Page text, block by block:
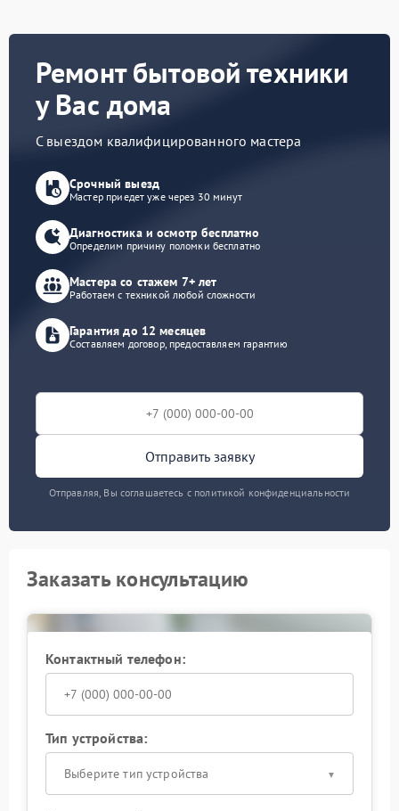
Ремонт бытовой техники
у Вас дома
С выездом квалифицированного мастера
Срочный выезд
Мастер приедет уже через 30 минут
Диагностика и осмотр бесплатно
Определим причину поломки бесплатно
Мастера со стажем 7+ лет
Работаем с техникой любой сложности
Гарантия до 12 месяцев
Составляем договор, предоставляем гарантию
Отправить заявку
Отправляя, Вы соглашаетесь с политикой конфиденциальности
Заказать консультацию
Контактный телефон:
Тип устройства:
Выберите тип устройства